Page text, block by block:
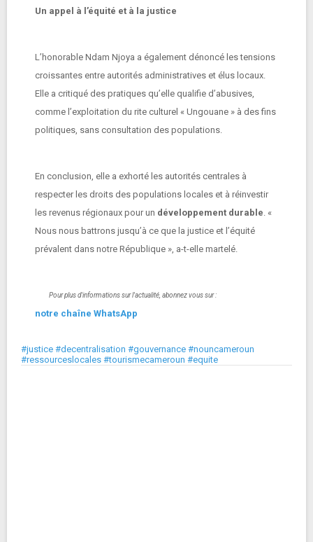
Un appel à l’équité et à la justice
L’honorable Ndam Njoya a également dénoncé les tensions
croissantes entre autorités administratives et élus locaux.
Elle a critiqué des pratiques qu’elle qualifie d’abusives,
comme l’exploitation du rite culturel « Ungouane » à des fins
politiques, sans consultation des populations.
En conclusion, elle a exhorté les autorités centrales à
respecter les droits des populations locales et à réinvestir
les revenus régionaux pour un développement durable. «
Nous nous battrons jusqu’à ce que la justice et l’équité
prévalent dans notre République », a-t-elle martelé.
Pour plus d'informations sur l'actualité, abonnez vous sur :
notre chaîne WhatsApp
#justice #decentralisation #gouvernance #nouncameroun
#ressourceslocales #tourismecameroun #equite